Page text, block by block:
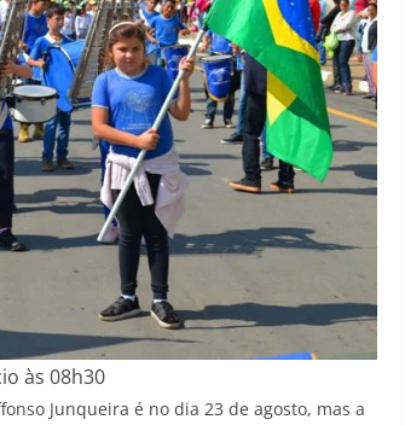
às 08h30
Junqueira é no dia 23 de agosto, mas a